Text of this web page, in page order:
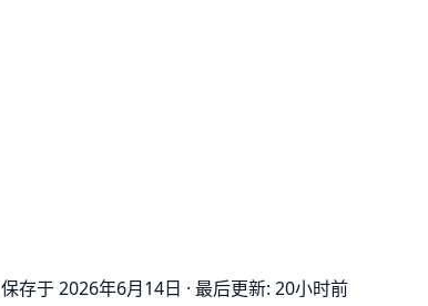
保存于 2026年6月14日 · 最后更新: 20小时前